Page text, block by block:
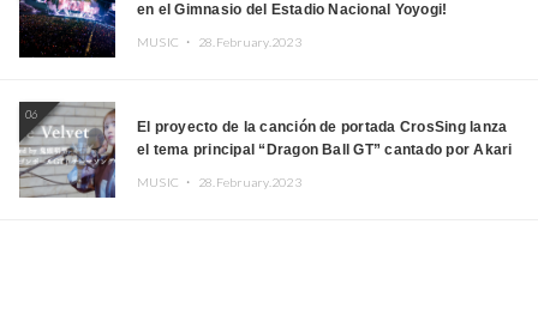
en el Gimnasio del Estadio Nacional Yoyogi!
MUSIC ・ 28.February.2023
06
El proyecto de la canción de portada CrosSing lanza
el tema principal “Dragon Ball GT” cantado por Akari
MUSIC ・ 28.February.2023